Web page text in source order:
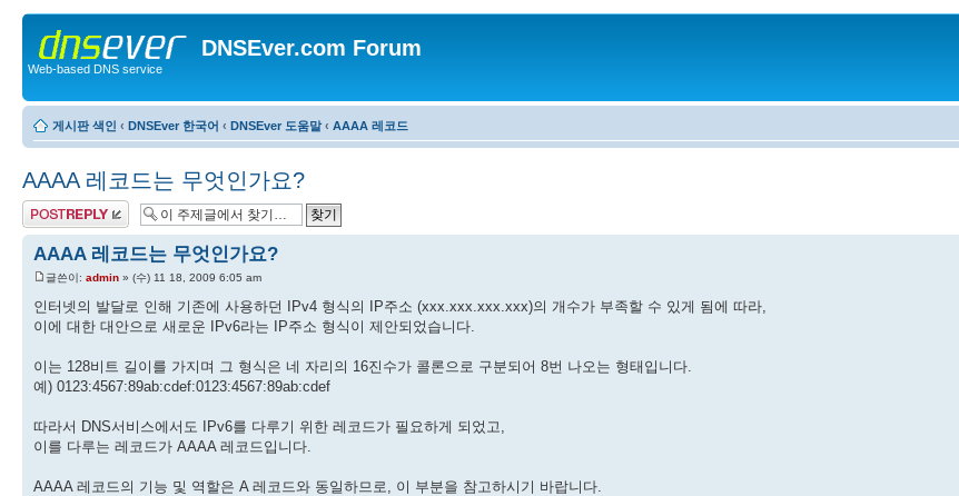
DNSEver.com Forum
Web-based DNS service
게시판 색인 ‹ DNSEver 한국어 ‹ DNSEver 도움말 ‹ AAAA 레코드
AAAA 레코드는 무엇인가요?
답변 게시글
AAAA 레코드는 무엇인가요?
글쓴이: admin » (수) 11 18, 2009 6:05 am
인터넷의 발달로 인해 기존에 사용하던 IPv4 형식의 IP주소 (xxx.xxx.xxx.xxx)의 개수가 부족할 수 있게 됨에 따라,
이에 대한 대안으로 새로운 IPv6라는 IP주소 형식이 제안되었습니다.
이는 128비트 길이를 가지며 그 형식은 네 자리의 16진수가 콜론으로 구분되어 8번 나오는 형태입니다.
예) 0123:4567:89ab:cdef:0123:4567:89ab:cdef
따라서 DNS서비스에서도 IPv6를 다루기 위한 레코드가 필요하게 되었고,
이를 다루는 레코드가 AAAA 레코드입니다.
AAAA 레코드의 기능 및 역할은 A 레코드와 동일하므로, 이 부분을 참고하시기 바랍니다.